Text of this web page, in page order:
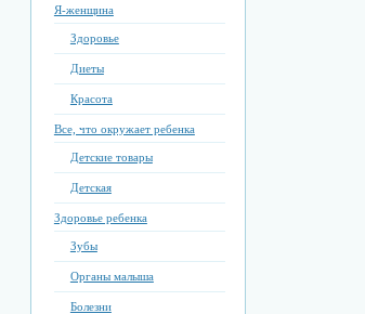
Я-женщина
Здоровье
Диеты
Красота
Все, что окружает ребенка
Детские товары
Детская
Здоровье ребенка
Зубы
Органы малыша
Болезни